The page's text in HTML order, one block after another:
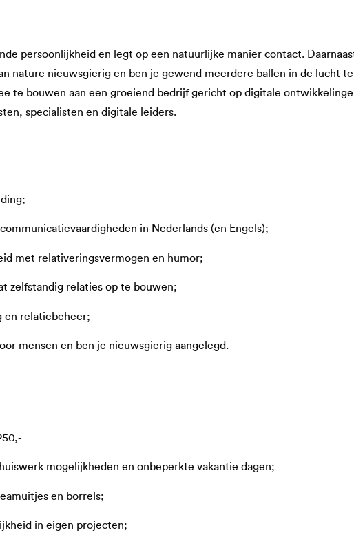
persoonlijkheid en legt op een natuurlijke manier contact.
nature nieuwsgierig en ben je gewend meerdere ballen in de lucht te
te bouwen aan een groeiend bedrijf gericht op digitale
specialisten en digitale leiders.
in Nederlands (en Engels);
met relativeringsvermogen en humor;
zelfstandig relaties op te bouwen;
en relatiebeheer;
mensen en ben je nieuwsgierig aangelegd.
mogelijkheden en onbeperkte vakantie dagen;
en borrels;
in eigen projecten;